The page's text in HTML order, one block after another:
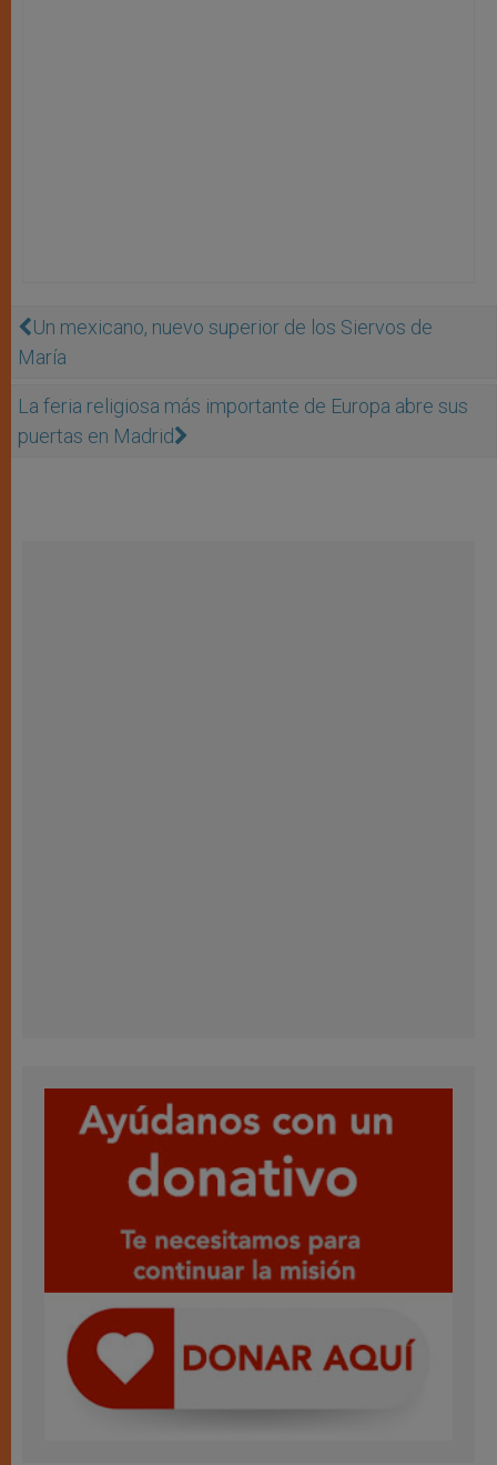
Un mexicano, nuevo superior de los Siervos de
María
La feria religiosa más importante de Europa abre sus
puertas en Madrid